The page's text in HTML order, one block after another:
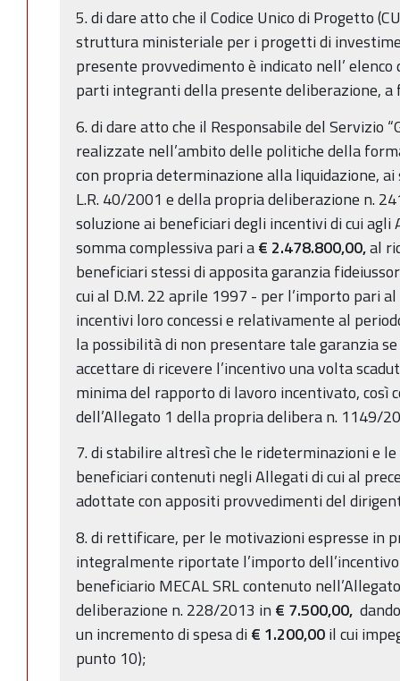
5. di dare atto che il Codice Unico di Progetto
struttura ministeriale per i progetti di
presente provvedimento è indicato nell’ elenco
parti integranti della presente deliberazione, a
6. di dare atto che il Responsabile del Servizio
realizzate nell’ambito delle politiche della
con propria determinazione alla liquidazione, ai
L.R. 40/2001 e della propria deliberazione n.
soluzione ai beneficiari degli incentivi di cui
somma complessiva pari a€ 2.478.800,00,al
beneficiari stessi di apposita garanzia
cui al D.M. 22 aprile 1997 - per l’importo pari
incentivi loro concessi e relativamente al
la possibilità di non presentare tale garanzia
accettare di ricevere l’incentivo una volta
minima del rapporto di lavoro incentivato, così
dell’Allegato 1 della propria delibera n. 1149/
7. di stabilire altresì che le rideterminazioni e
beneficiari contenuti negli Allegati di cui al
adottate con appositi provvedimenti del
8. di rettificare, per le motivazioni espresse in
integralmente riportate l’importo
beneficiario MECAL SRL contenuto
deliberazione n. 228/2013 in € 7.500,00,
un incremento di spesa di€ 1.200,00il cui
punto 10);